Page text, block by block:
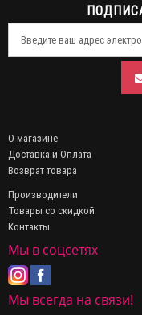
О магазине
Доставка и Оплата
Возврат товара
Производители
Товары со скидкой
Контакты
Мы в соцсетях
Мы всегда на связи!